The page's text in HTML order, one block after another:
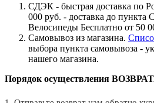
СДЭК - быстрая доставка по
000 руб. - доставка до пункта
Велосипеды Бесплатно от 50
Самовывоз из магазина.
выбора пункта самовывоза -
нашего магазина.
Порядок осуществления